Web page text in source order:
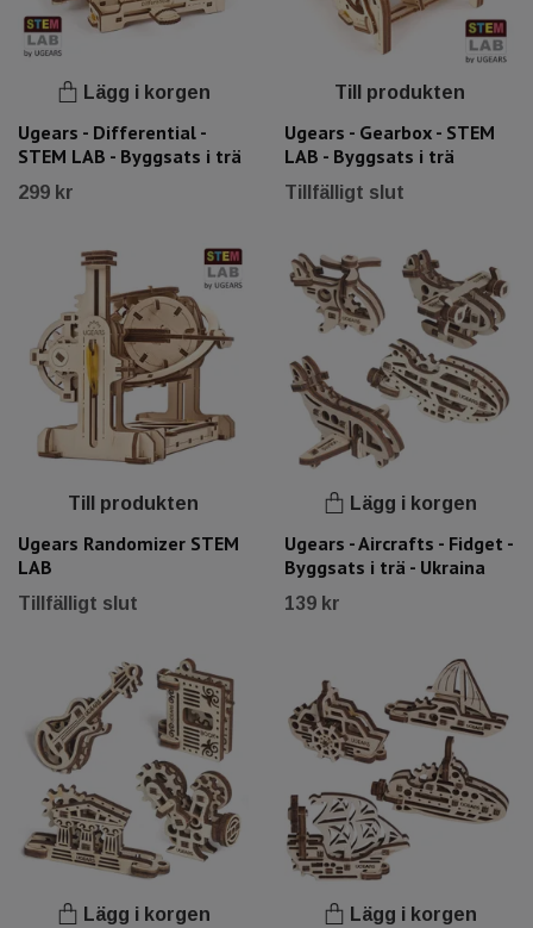
Lägg i korgen
Ugears - Differential -
STEM LAB - Byggsats i trä
299 kr
Till produkten
Ugears - Gearbox - STEM
LAB - Byggsats i trä
Tillfälligt slut
Till produkten
Ugears Randomizer STEM
LAB
Tillfälligt slut
Lägg i korgen
Ugears - Aircrafts - Fidget -
Byggsats i trä - Ukraina
139 kr
Lägg i korgen Lägg i korgen